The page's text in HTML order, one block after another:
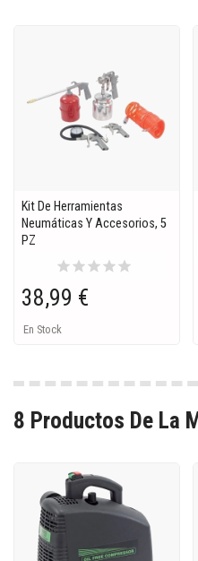
Kit De Herramientas
Neumáticas Y Accesorios, 5
PZ
starstarstarstarstar
38,99 €
En Stock
8 Productos De La